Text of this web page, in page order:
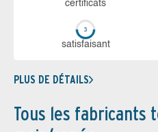
certi­ficats
sa­tis­fai­sant
PLUS DE DÉTAILS
Tous les fabricants